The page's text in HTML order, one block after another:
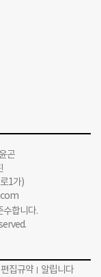
곤
1가)
수합니다.
편집규약 알립니다